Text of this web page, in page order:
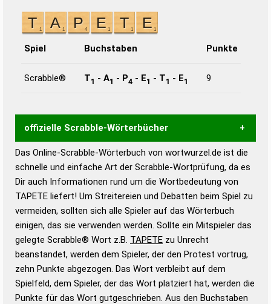
Spiel Buchstaben Punkte
Scrabble® T1 - A1 - P4 - E1 - T1 - E1 9
offizielle Scrabble-Wörterbücher
Wortwurzel liefert mit Hilfe eines semantischen
Wortanalyse-Algorithmus gute Anhaltspunkte zu
Wortbedeutung, Worttrennung und Wortform, um die
Gültigkeit eines Wortes für das Scrabble-Spiel zu
bestimmen!
zugelassene Turnier Scrabble-
Wörterbücher sind:
Duden – Standardwerk in 12 Bänden
Duden – Richtiges und gutes
Deutsch
Das Online-Scrabble-Wörterbuch von wortwurzel.de ist die
schnelle und einfache Art der Scrabble-Wortprüfung, da es
Dir auch Informationen rund um die Wortbedeutung von
TAPETE liefert! Um Streitereien und Debatten beim Spiel zu
vermeiden, sollten sich alle Spieler auf das Wörterbuch
einigen, das sie verwenden werden. Sollte ein Mitspieler das
gelegte Scrabble® Wort z.B. TAPETE zu Unrecht
beanstandet, werden dem Spieler, der den Protest vortrug,
zehn Punkte abgezogen. Das Wort verbleibt auf dem
Spielfeld, dem Spieler, der das Wort platziert hat, werden die
Punkte für das Wort gutgeschrieben. Aus den Buchstaben